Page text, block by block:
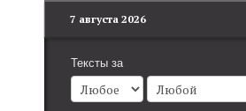
7 августа 2026
Тексты за